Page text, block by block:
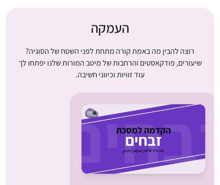
העמקה
רוצה להבין מה באמת קורה מתחת לפני השטח של הסוגיה?
שיעורים, פודקאסטים והרחבות של מיטב המורות שלנו יפתחו לך
עוד זוויות וכיווני חשיבה.